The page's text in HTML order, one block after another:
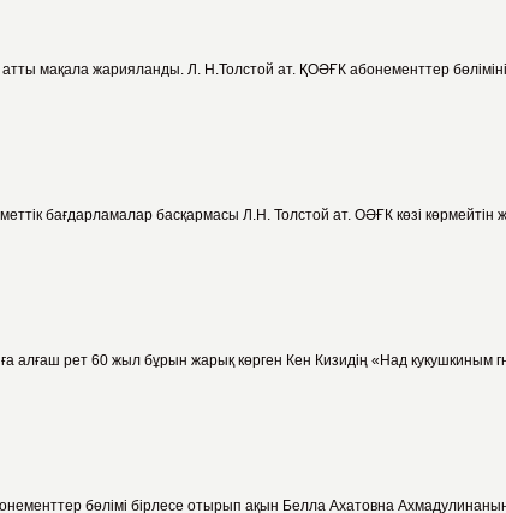
мақала жарияланды. Л. Н.Толстой ат. ҚОӘҒК абонементтер
бағдарламалар басқармасы Л.Н. Толстой ат. ОӘҒК көзі
алғаш рет 60 жыл бұрын жарық көрген Кен Кизидің «Над
бөлімі бірлесе отырып ақын Белла Ахатовна